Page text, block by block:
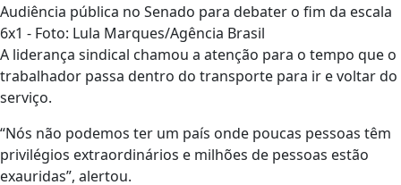
Audiência pública no Senado para debater o fim da escala
6x1 - Foto: Lula Marques/Agência Brasil
A liderança sindical chamou a atenção para o tempo que o
trabalhador passa dentro do transporte para ir e voltar do
serviço.
“Nós não podemos ter um país onde poucas pessoas têm
privilégios extraordinários e milhões de pessoas estão
exauridas”, alertou.